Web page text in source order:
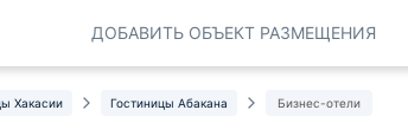
ДОБАВИТЬ ОБЪЕКТ РАЗМЕЩЕНИЯ
Хакасии Гостиницы Абакана Бизнес-отели